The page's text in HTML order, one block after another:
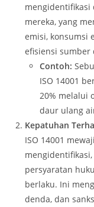
mengidentifikasi
mereka, yang
emisi, konsumsi
efisiensi sumber
Contoh:
ISO 14001
20% melalui
daur ulang
Kepatuhan
ISO 14001
persyaratan
berlaku. Ini
denda, dan